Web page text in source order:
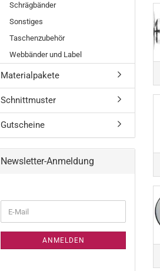
Schrägbänder
Sonstiges
Taschenzubehör
Webbänder und Label
Materialpakete
Schnittmuster
Gutscheine
Newsletter-Anmeldung
ZUR
ANMELDUNG
E-
Mail
ANMELDEN